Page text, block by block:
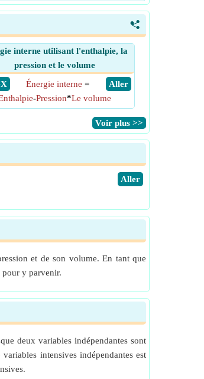
<
interne utilisant l'enthalpie, la
pression et le volume
​ Aller
Énergie interne =
-Pression*Le volume
​Voir plus >>
​Aller
et de son volume. En tant que
y parvenir.
deux variables indépendantes sont
intensives indépendantes est